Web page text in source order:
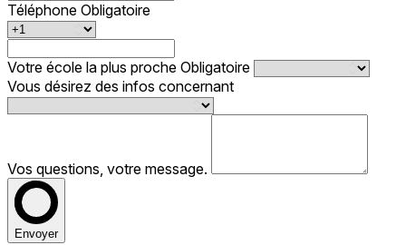
Téléphone Obligatoire
Votre école la plus proche Obligatoire
Vous désirez des infos concernant
Vos questions, votre message.
Envoyer